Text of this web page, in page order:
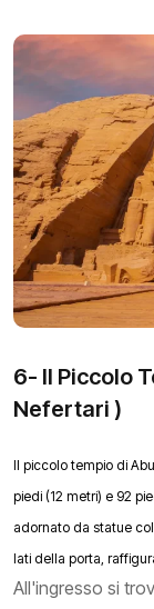
6- Il Piccolo
Nefertari )
Il piccolo tempio di
piedi (12 metri) e 92
adornato da statue
lati della porta,
All'ingresso si